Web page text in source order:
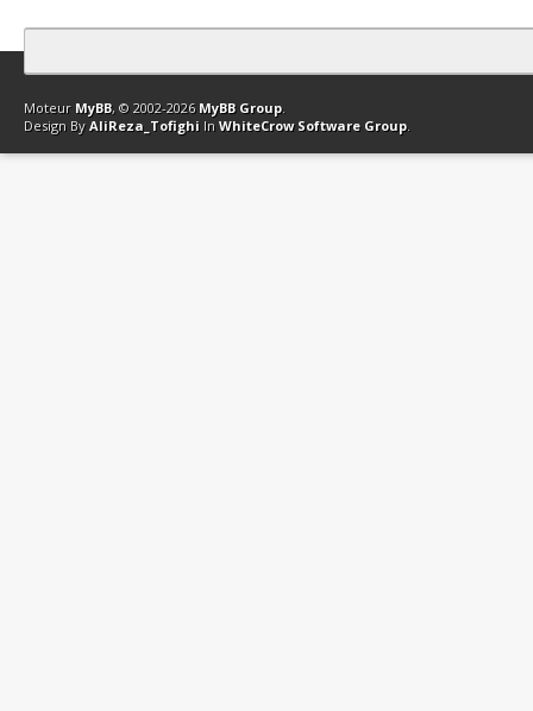
Contact Club Affiliation Retourner en haut Version bas-débit
Moteur MyBB, © 2002-2026 MyBB Group.
Design By AliReza_Tofighi In WhiteCrow Software Group.